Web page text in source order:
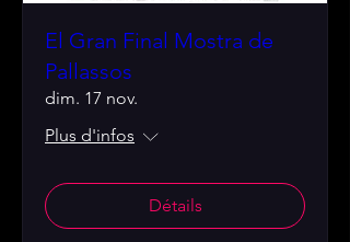
El Gran Final Mostra de
Pallassos
dim. 17 nov.
Plus d'infos
Détails